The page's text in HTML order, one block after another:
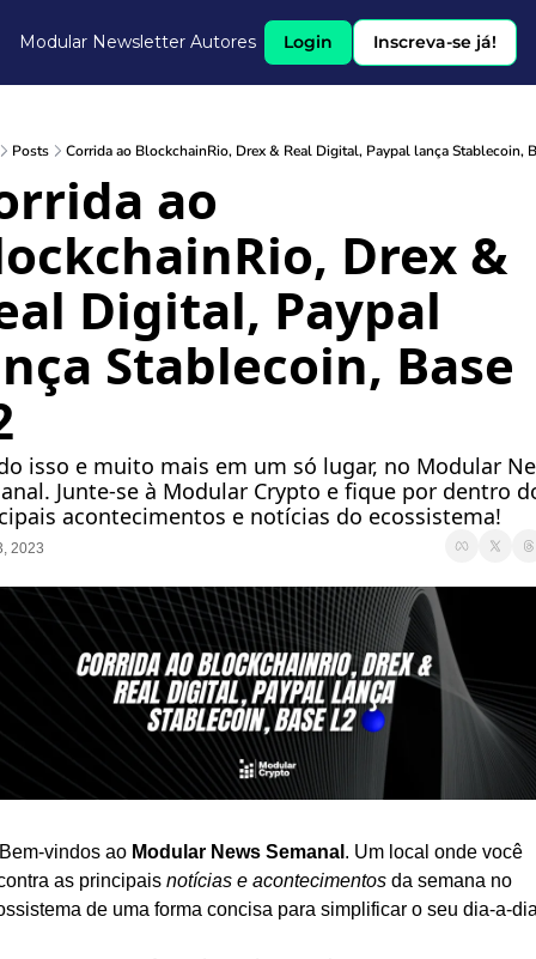
Modular Newsletter Autores Login Inscreva-se já!
Posts Corrida ao BlockchainRio, Drex & Real Digital, Paypal lança Stablecoin,
ao
Drex &
Digital, Paypal
Stablecoin, Base
isso e muito mais em um só lugar, no Modular
Junte-se à Modular Crypto e fique por dentro
acontecimentos e notícias do ecossistema!
2023
vindos ao Modular News Semanal . Um local onde você
as principais notícias e acontecimentos da semana no
de uma forma concisa para simplificar o seu dia-a-